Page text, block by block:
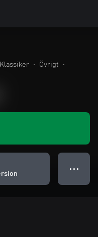
Klassiker • Övrigt
•
● ● ●